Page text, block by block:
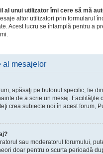
al unui utilizator îmi cere să mă
altor utilizatori prin formularul
Acest lucru se întamplă pentru a
al mesajelor
apăsaţi pe butonul specific, fie
de a scrie un mesaj. Facilităţile
crea subiecte noi în acest forum,
sau moderatorul forumului,
doar pentru o scurta perioadă